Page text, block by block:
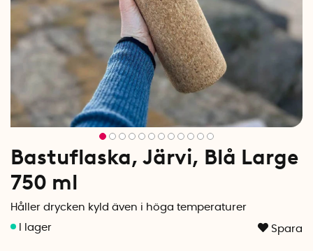
Bastuflaska, Järvi, Blå Large
750 ml
Håller drycken kyld även i höga temperaturer
Spara